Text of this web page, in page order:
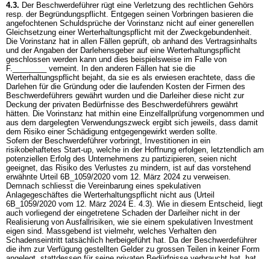
4.3. Der Beschwerdeführer rügt eine Verletzung des rechtlichen Gehörs
resp. der Begründungspflicht. Entgegen seinen Vorbringen basieren die
angefochtenen Schuldsprüche der Vorinstanz nicht auf einer generellen
Gleichsetzung einer Werterhaltungspflicht mit der Zweckgebundenheit.
Die Vorinstanz hat in allen Fällen geprüft, ob anhand des Vertragsinhalts
und der Angaben der Darlehensgeber auf eine Werterhaltungspflicht
geschlossen werden kann und dies beispielsweise im Falle von
F.________ verneint. In den anderen Fällen hat sie die
Werterhaltungspflicht bejaht, da sie es als erwiesen erachtete, dass die
Darlehen für die Gründung oder die laufenden Kosten der Firmen des
Beschwerdeführers gewährt wurden und die Darleiher diese nicht zur
Deckung der privaten Bedürfnisse des Beschwerdeführers gewährt
hätten. Die Vorinstanz hat mithin eine Einzelfallprüfung vorgenommen und
aus dem dargelegten Verwendungszweck ergibt sich jeweils, dass damit
dem Risiko einer Schädigung entgegengewirkt werden sollte.
Sofern der Beschwerdeführer vorbringt, Investitionen in ein
risikobehaftetes Start-up, welche in der Hoffnung erfolgen, letztendlich am
potenziellen Erfolg des Unternehmens zu partizipieren, seien nicht
geeignet, das Risiko des Verlustes zu mindern, ist auf das vorstehend
erwähnte Urteil 6B_1059/2020 vom 12. März 2024 zu verweisen.
Demnach schliesst die Vereinbarung eines spekulativen
Anlagegeschäftes die Werterhaltungspflicht nicht aus (Urteil
6B_1059/2020 vom 12. März 2024 E. 4.3). Wie in diesem Entscheid, liegt
auch vorliegend der eingetretene Schaden der Darleiher nicht in der
Realisierung von Ausfallrisiken, wie sie einem spekulativen Investment
eigen sind. Massgebend ist vielmehr, welches Verhalten den
Schadenseintritt tatsächlich herbeigeführt hat. Da der Beschwerdeführer
die ihm zur Verfügung gestellten Gelder zu grossen Teilen in keiner Form